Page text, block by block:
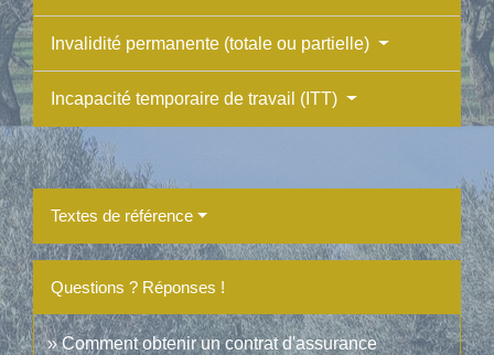
Invalidité permanente (totale ou partielle)
Incapacité temporaire de travail (ITT)
Textes de référence
Questions ? Réponses !
Comment obtenir un contrat d'assurance